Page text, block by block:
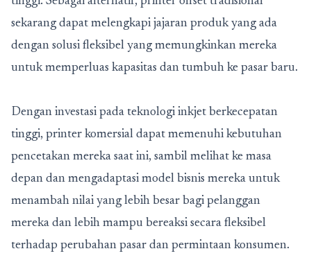
sekarang dapat melengkapi jajaran produk yang ada
dengan solusi fleksibel yang memungkinkan mereka
untuk memperluas kapasitas dan tumbuh ke pasar baru.
Dengan investasi pada teknologi inkjet berkecepatan
tinggi, printer komersial dapat memenuhi kebutuhan
pencetakan mereka saat ini, sambil melihat ke masa
depan dan mengadaptasi model bisnis mereka untuk
menambah nilai yang lebih besar bagi pelanggan
mereka dan lebih mampu bereaksi secara fleksibel
terhadap perubahan pasar dan permintaan konsumen.